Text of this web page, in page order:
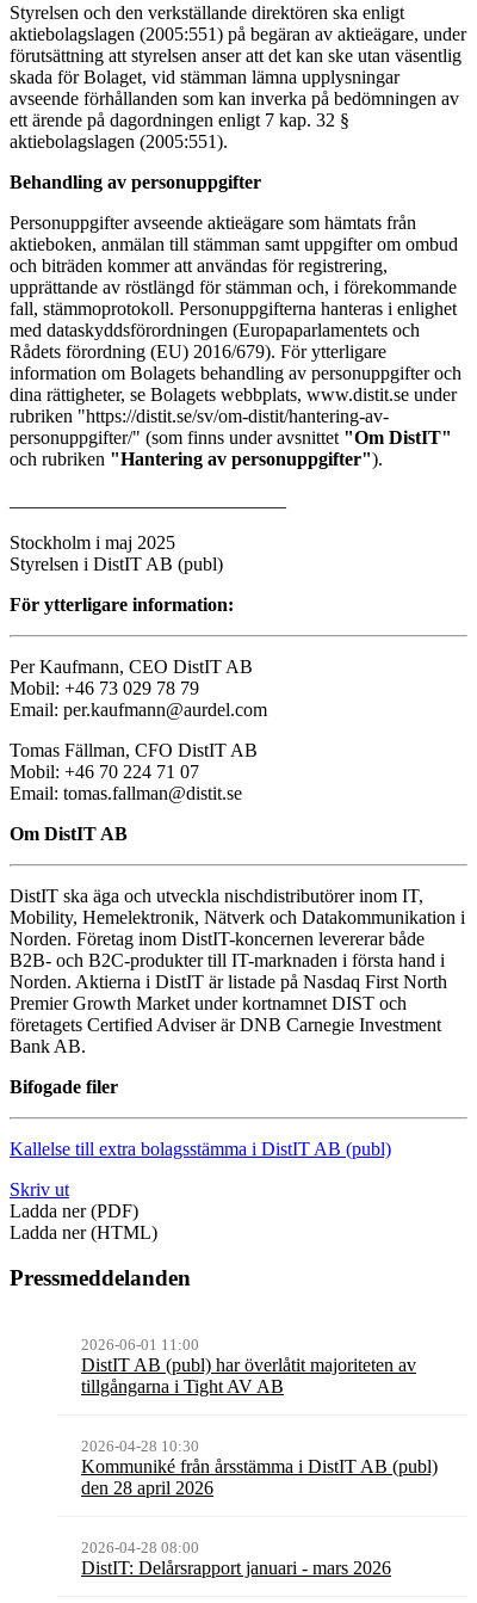
Styrelsen och den verkställande direktören ska enligt
aktiebolagslagen (2005:551) på begäran av aktieägare, under
förutsättning att styrelsen anser att det kan ske utan väsentlig
skada för Bolaget, vid stämman lämna upplysningar
avseende förhållanden som kan inverka på bedömningen av
ett ärende på dagordningen enligt 7 kap. 32 §
aktiebolagslagen (2005:551).
Behandling av personuppgifter
Personuppgifter avseende aktieägare som hämtats från
aktieboken, anmälan till stämman samt uppgifter om ombud
och biträden kommer att användas för registrering,
upprättande av röstlängd för stämman och, i förekommande
fall, stämmoprotokoll. Personuppgifterna hanteras i enlighet
med dataskyddsförordningen (Europaparlamentets och
Rådets förordning (EU) 2016/679). För ytterligare
information om Bolagets behandling av personuppgifter och
dina rättigheter, se Bolagets webbplats, www.distit.se under
rubriken "https://distit.se/sv/om-distit/hantering-av-
personuppgifter/" (som finns under avsnittet "Om DistIT"
och rubriken "Hantering av personuppgifter").
Stockholm i maj 2025
Styrelsen i DistIT AB (publ)
För ytterligare information:
Per Kaufmann, CEO DistIT AB
Mobil: +46 73 029 78 79
Email: per.kaufmann@aurdel.com
Tomas Fällman, CFO DistIT AB
Mobil: +46 70 224 71 07
Email: tomas.fallman@distit.se
Om DistIT AB
DistIT ska äga och utveckla nischdistributörer inom IT,
Mobility, Hemelektronik, Nätverk och Datakommunikation i
Norden. Företag inom DistIT-koncernen levererar både
B2B- och B2C-produkter till IT-marknaden i första hand i
Norden. Aktierna i DistIT är listade på Nasdaq First North
Premier Growth Market under kortnamnet DIST och
företagets Certified Adviser är DNB Carnegie Investment
Bank AB.
Bifogade filer
Kallelse till extra bolagsstämma i DistIT AB (publ)
Skriv ut
Ladda ner (PDF)
Ladda ner (HTML)
Pressmeddelanden
2026-06-01 11:00
DistIT AB (publ) har överlåtit majoriteten av
tillgångarna i Tight AV AB
2026-04-28 10:30
Kommuniké från årsstämma i DistIT AB (publ)
den 28 april 2026
2026-04-28 08:00
DistIT: Delårsrapport januari - mars 2026